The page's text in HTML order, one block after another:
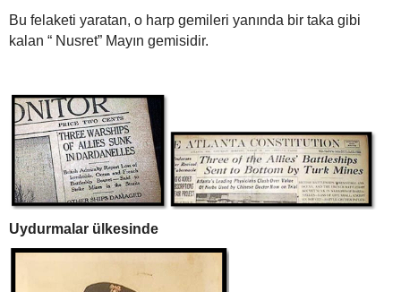
Bu felaketi yaratan, o harp gemileri yanında bir taka gibi
kalan “ Nusret” Mayın gemisidir.
Uydurmalar ülkesinde